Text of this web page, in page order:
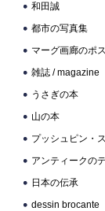
和田誠
都市の写真集
マーグ画廊のポ
雑誌 / magazine
うさぎの本
山の本
プッシュピン・
アンティークの
日本の伝承
dessin brocante